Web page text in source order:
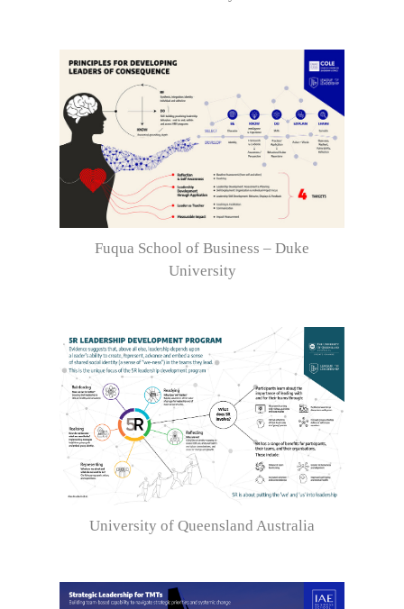
Fuqua School of Business – Duke
University
University of Queensland Australia